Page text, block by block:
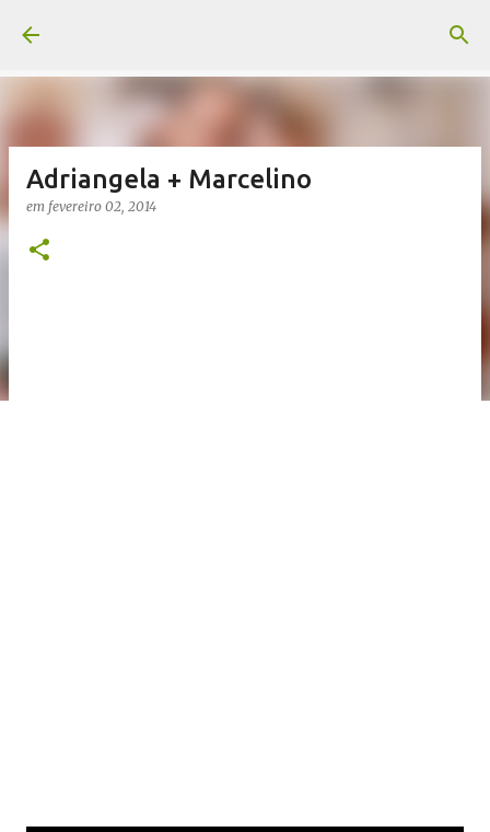
Adriangela + Marcelino
em fevereiro 02, 2014